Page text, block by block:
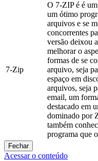
7-Zip
O 7-ZIP é é
um ótimo
arquivos e se
concorrentes
versão deixou
melhorar o
formas de se
arquivo, seja
espaço em
arquivos, seja
email, um
destacado em
dominado por
também
programa que
Fechar
Acessar o conteúdo